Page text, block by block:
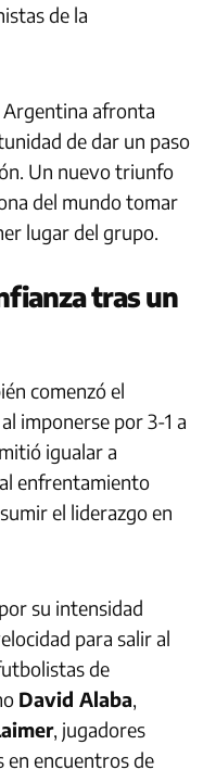
de la
Argentina afronta
de dar un paso
Un nuevo triunfo
del mundo tomar
lugar del grupo.
tras un
comenzó el
imponerse por 3-1 a
igualar a
enfrentamiento
el liderazgo en
su intensidad
para salir al
de
David Alaba,
, jugadores
en encuentros de